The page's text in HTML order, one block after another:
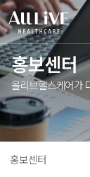
홍보센터
올리브헬스케어가
홍보센터